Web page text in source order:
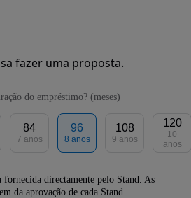
fazer uma proposta.
do empréstimo? (meses)
84
7 anos
96
8 anos
108
9 anos
120
10
anos
fornecida directamente pelo Stand. As
da aprovação de cada Stand.